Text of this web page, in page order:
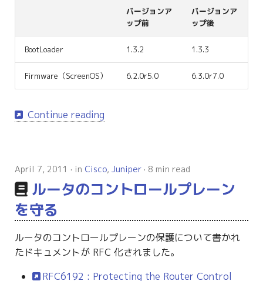
バージョンア
ップ前
バージョンア
ップ後
BootLoader 1.3.2 1.3.3
Firmware（ScreenOS） 6.2.0r5.0 6.3.0r7.0
Continue reading
April 7, 2011 in Cisco, Juniper 8 min read
ルータのコントロールプレーン
を守る
ルータのコントロールプレーンの保護について書かれ
たドキュメントが RFC 化されました。
RFC6192 : Protecting the Router Control